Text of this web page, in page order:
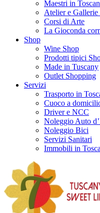
Maestri in
Atelier e Gallerie
Corsi di Arte
La Gioconda
Shop
Wine Shop
Prodotti tipici
Made in Tuscany
Outlet Shopping
Servizi
Trasporto in
Cuoco a
Driver e NCC
Noleggio Auto
Noleggio Bici
Servizi Sanitari
Immobili in